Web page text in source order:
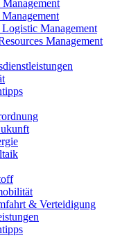
Management
Management
Management
& Verteidigung